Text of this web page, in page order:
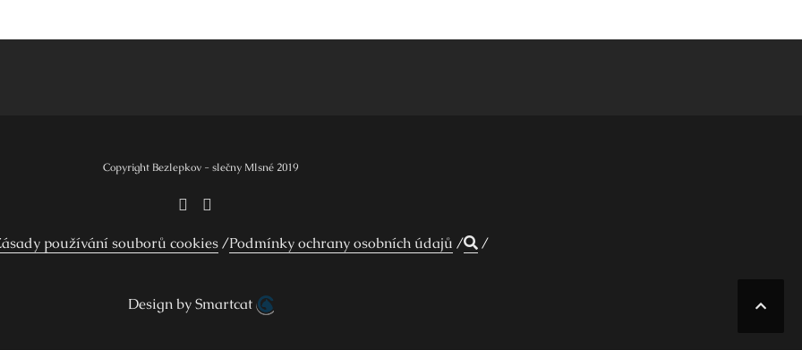
Copyright Bezlepkov - slečny Mlsné 2019
používání souborů cookies Podmínky ochrany osobních údajů
Design by Smartcat